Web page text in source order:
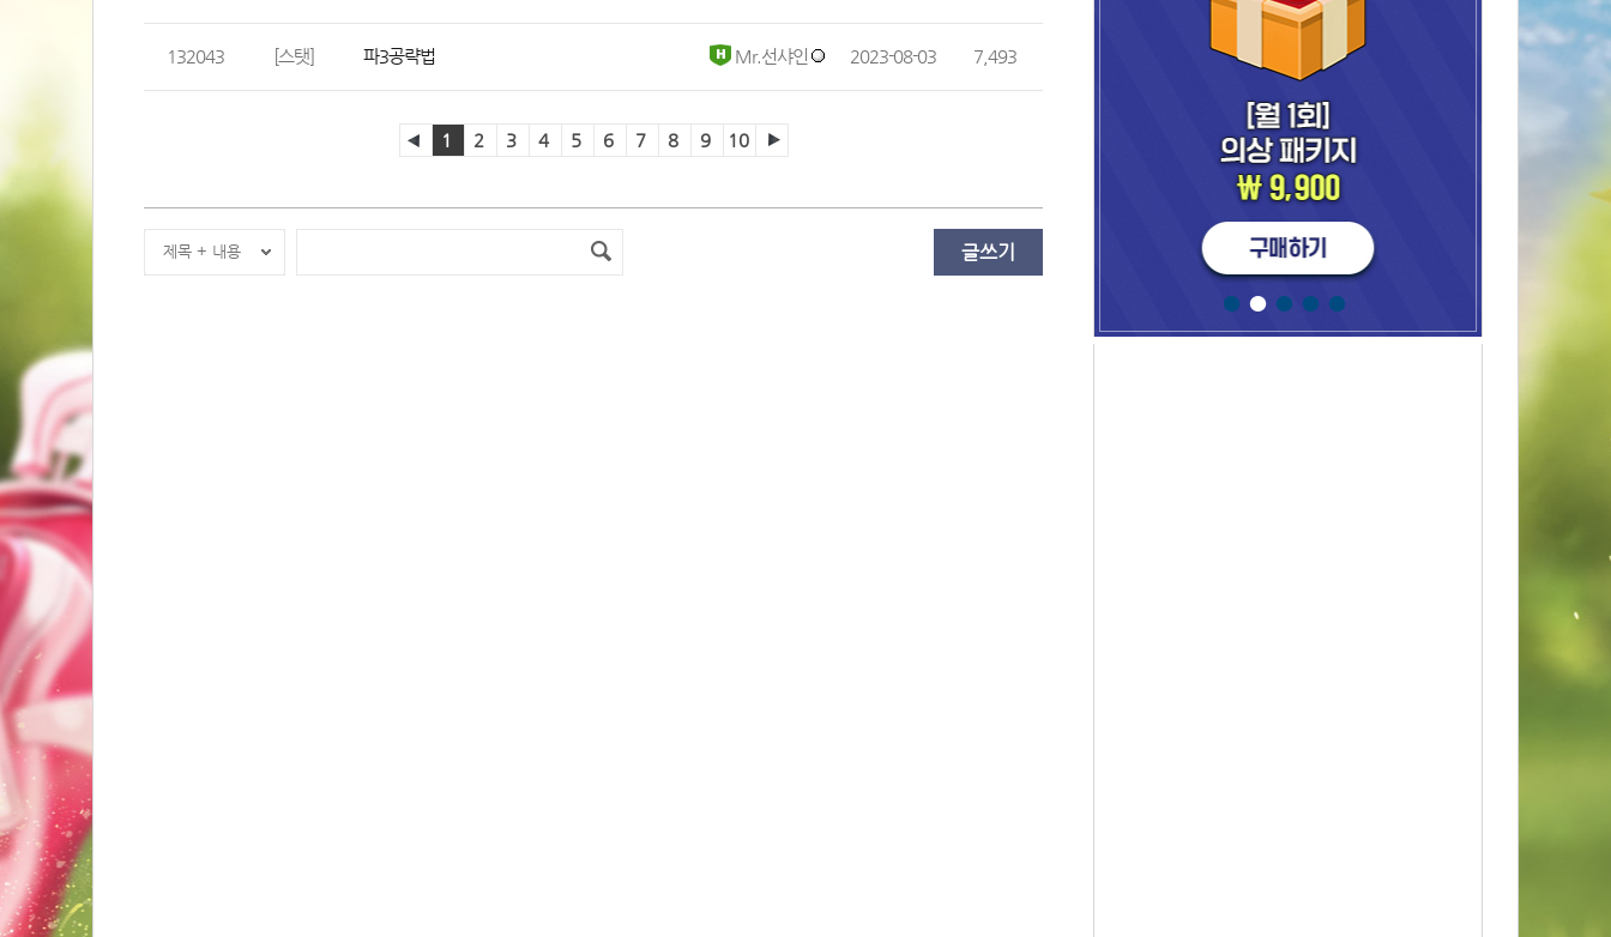
132043 [스탯] 파3공략법 Mr.선샤인 2023-08-03 7,493
1 2 3 4 5 6 7 8 9 10
제목 + 내용 글쓰기